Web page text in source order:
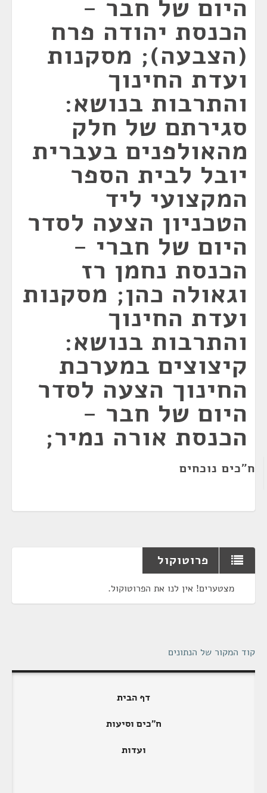
היום של חבר -
הכנסת יהודה פרח
(הצבעה); מסקנות
ועדת החינוך
והתרבות בנושא:
סגירתם של חלק
מהאולפנים בעברית
יובל לבית הספר
המקצועי ליד
הטכניון הצעה לסדר
היום של חברי -
הכנסת נחמן רז
וגאולה כהן; מסקנות
ועדת החינוך
והתרבות בנושא:
קיצוצים במערכת
החינוך הצעה לסדר
היום של חבר -
הכנסת אורה נמיר;
ח"כים נוכחים
פרוטוקול
מצטערים! אין לנו את הפרוטוקול.
קוד המקור של הנתונים
דף הבית
ח"כים וסיעות
ועדות